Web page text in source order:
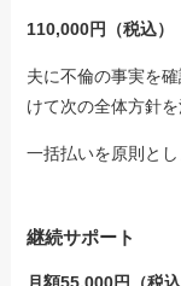
110,000円（税込）
夫に不倫の事実を
けて次の全体方針
一括払いを原則とし
継続サポート